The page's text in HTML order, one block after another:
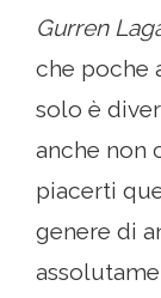
Gurren
che poche
solo è
anche non
piacerti
genere di